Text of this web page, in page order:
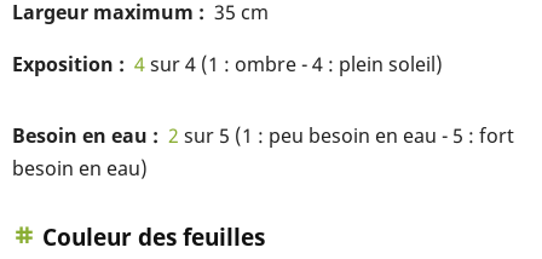
Largeur maximum
35 cm
Exposition
4sur 4 (1 : ombre - 4 : plein soleil)
Besoin en eau 2 sur 5 (1 : peu besoin en eau - 5 : fort
besoin en eau)
Couleur des feuilles